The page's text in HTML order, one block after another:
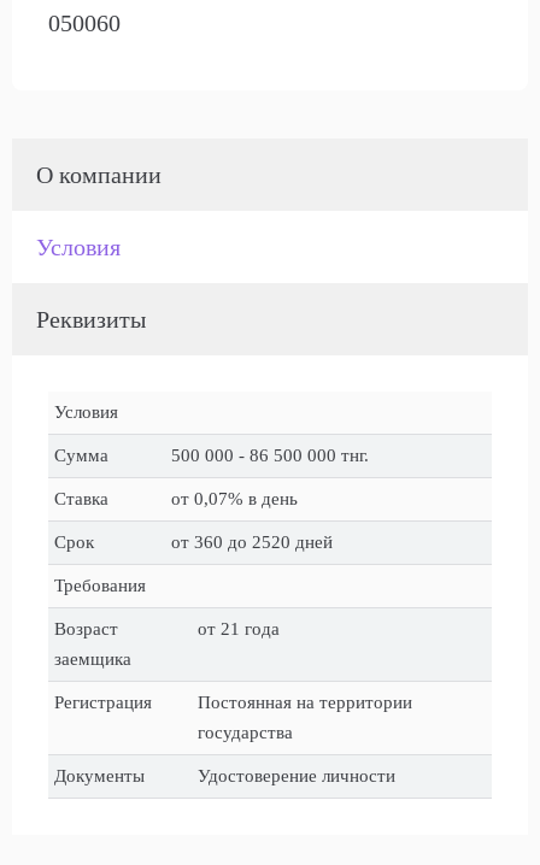
050060
О компании
Условия
Реквизиты
Условия
Сумма 500 000 - 86 500 000 тнг.
Ставка от 0,07% в день
Срок от 360 до 2520 дней
Требования
Возраст
заемщика
от 21 года
Регистрация
Постоянная на территории
государства
Документы Удостоверение личности